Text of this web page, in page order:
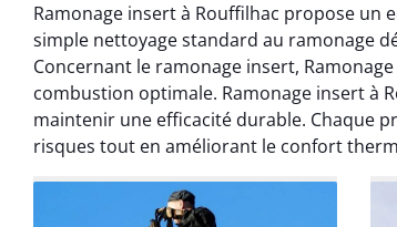
Ramonage insert à Rouffilhac propose un
simple nettoyage standard au ramonage
Concernant le ramonage insert,
combustion optimale. Ramonage insert à
maintenir une efficacité durable. Chaque
risques tout en améliorant le confort